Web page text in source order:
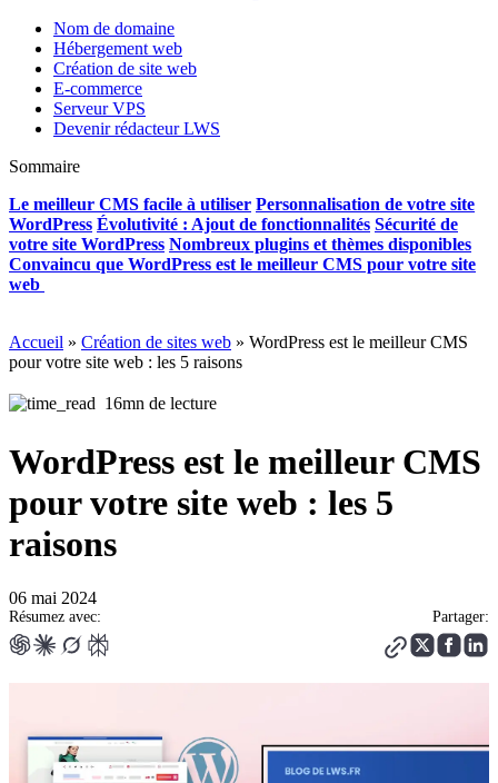
Nom de domaine
Hébergement web
Création de site web
E-commerce
Serveur VPS
Devenir rédacteur LWS
Sommaire
Le meilleur CMS facile à utiliser Personnalisation de votre site
WordPress Évolutivité : Ajout de fonctionnalités Sécurité de
votre site WordPress Nombreux plugins et thèmes disponibles
Convaincu que WordPress est le meilleur CMS pour votre site
web
Accueil » Création de sites web » WordPress est le meilleur CMS
pour votre site web : les 5 raisons
16mn de lecture
WordPress est le meilleur CMS
pour votre site web : les 5
raisons
06 mai 2024
Résumez avec: Partager: